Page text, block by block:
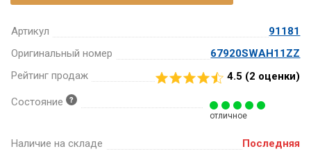
Артикул
91181
Оригинальный номер
67920SWAH11ZZ
Рейтинг продаж
4.5 (2 оценки)
Состояние
отличное
Наличие на складе Последняя